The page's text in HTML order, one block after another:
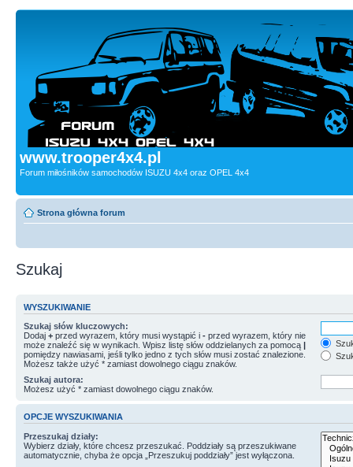
www.trooper4x4.pl
Forum miłośników samochodów ISUZU 4x4 oraz OPEL 4x4
Strona główna forum
Szukaj
WYSZUKIWANIE
Szukaj słów kluczowych:
Dodaj + przed wyrazem, który musi wystąpić i - przed wyrazem, który nie
może znaleźć się w wynikach. Wpisz listę słów oddzielanych za pomocą |
pomiędzy nawiasami, jeśli tylko jedno z tych słów musi zostać znalezione.
Możesz także użyć * zamiast dowolnego ciągu znaków.
Szukaj autora:
Możesz użyć * zamiast dowolnego ciągu znaków.
OPCJE WYSZUKIWANIA
Przeszukaj działy:
Wybierz działy, które chcesz przeszukać. Poddziały są przeszukiwane
automatycznie, chyba że opcja „Przeszukuj poddziały” jest wyłączona.